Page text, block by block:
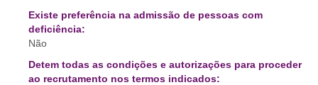
Existe preferência na admissão de pessoas com
deficiência:
Não
Detem todas as condições e autorizações para proceder
ao recrutamento nos termos indicados: